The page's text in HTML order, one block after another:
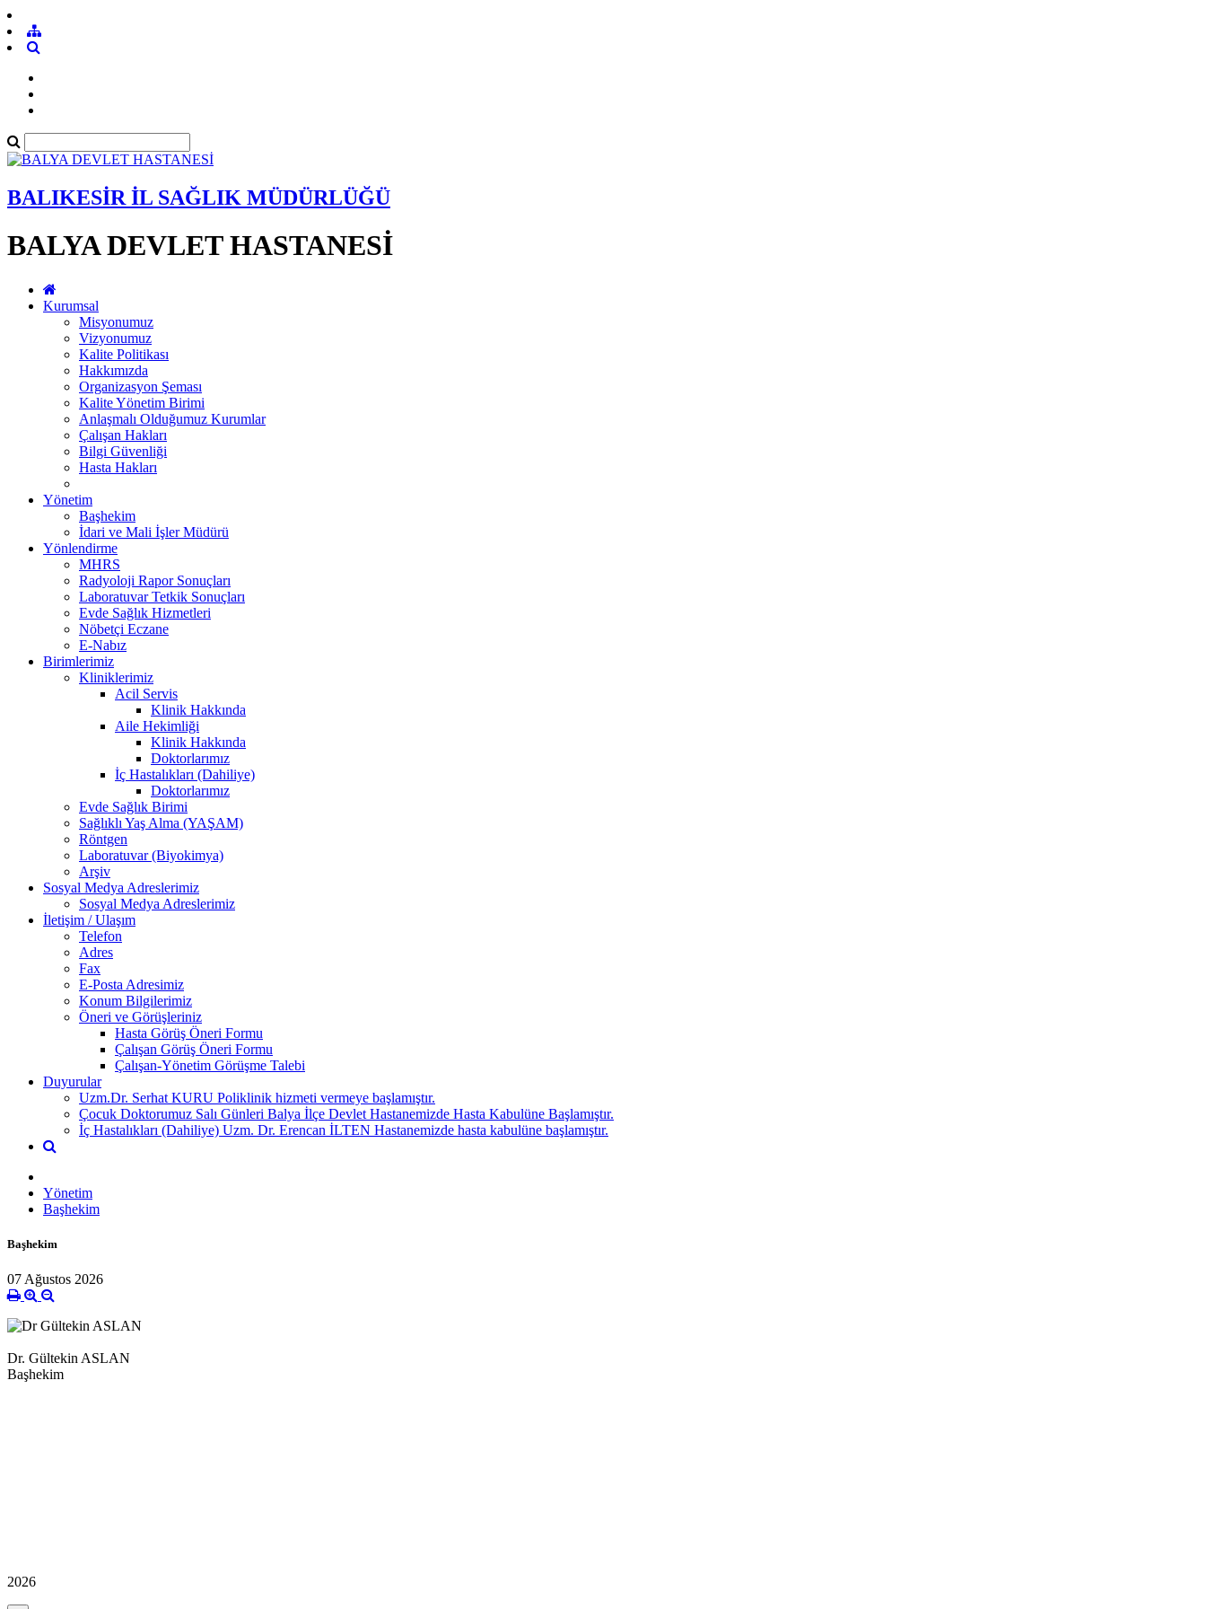
BALIKESİR İL SAĞLIK MÜDÜRLÜĞÜ
BALYA DEVLET HASTANESİ
Kurumsal
Misyonumuz
Vizyonumuz
Kalite Politikası
Hakkımızda
Organizasyon Şeması
Kalite Yönetim Birimi
Anlaşmalı Olduğumuz Kurumlar
Çalışan Hakları
Bilgi Güvenliği
Hasta Hakları
Yönetim
Başhekim
İdari ve Mali İşler Müdürü
Yönlendirme
MHRS
Radyoloji Rapor Sonuçları
Laboratuvar Tetkik Sonuçları
Evde Sağlık Hizmetleri
Nöbetçi Eczane
E-Nabız
Birimlerimiz
Kliniklerimiz
Acil Servis
Klinik Hakkında
Aile Hekimliği
Klinik Hakkında
Doktorlarımız
İç Hastalıkları (Dahiliye)
Doktorlarımız
Evde Sağlık Birimi
Sağlıklı Yaş Alma (YAŞAM)
Röntgen
Laboratuvar (Biyokimya)
Arşiv
Sosyal Medya Adreslerimiz
Sosyal Medya Adreslerimiz
İletişim / Ulaşım
Telefon
Adres
Fax
E-Posta Adresimiz
Konum Bilgilerimiz
Öneri ve Görüşleriniz
Hasta Görüş Öneri Formu
Çalışan Görüş Öneri Formu
Çalışan-Yönetim Görüşme Talebi
Duyurular
Uzm.Dr. Serhat KURU Poliklinik hizmeti vermeye başlamıştır.
Çocuk Doktorumuz Salı Günleri Balya İlçe Devlet Hastanemizde Hasta Kabulüne Başlamıştır.
İç Hastalıkları (Dahiliye) Uzm. Dr. Erencan İLTEN Hastanemizde hasta kabulüne başlamıştır.
Yönetim
Başhekim
Başhekim
07 Ağustos 2026
Dr. Gültekin ASLAN
Başhekim
2026